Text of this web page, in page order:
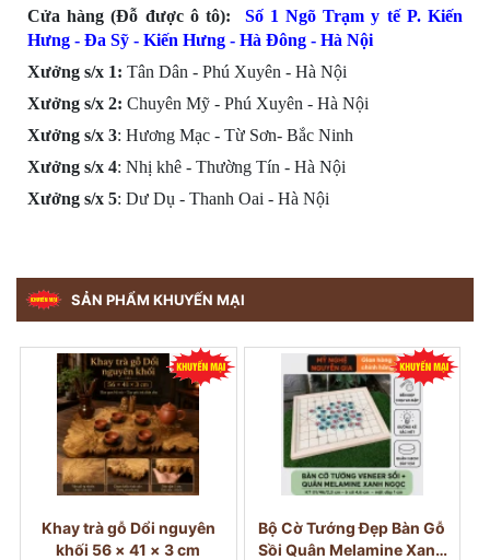
Cửa hàng (Đỗ được ô tô):
Số 1 Ngõ Trạm y tế P. Kiến
Hưng - Đa Sỹ - Kiến Hưng - Hà Đông - Hà Nội
Xưởng s/x 1: Tân Dân - Phú Xuyên - Hà Nội
Xưởng s/x 2: Chuyên Mỹ - Phú Xuyên - Hà Nội
Xưởng s/x 3: Hương Mạc - Từ Sơn- Bắc Ninh
Xưởng s/x 4: Nhị khê - Thường Tín - Hà Nội
Xưởng s/x 5: Dư Dụ - Thanh Oai - Hà Nội
SẢN PHẨM KHUYẾN MẠI
Khay trà gỗ Dổi nguyên
khối 56 × 41 × 3 cm
Bộ Cờ Tướng Đẹp Bàn Gỗ
Sồi Quân Melamine Xanh